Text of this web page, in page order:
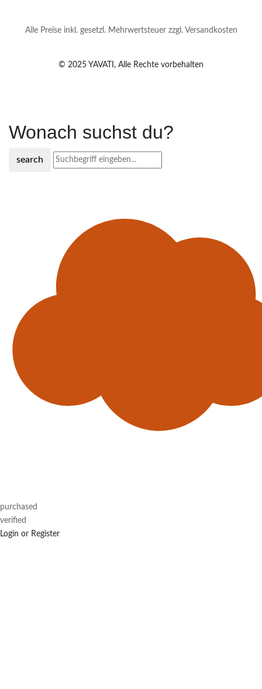
Alle Preise inkl. gesetzl. Mehrwertsteuer zzgl. Versandkosten
© 2025 YAVATI, Alle Rechte vorbehalten
Wonach suchst du?
search
purchased
verified
Login or Register